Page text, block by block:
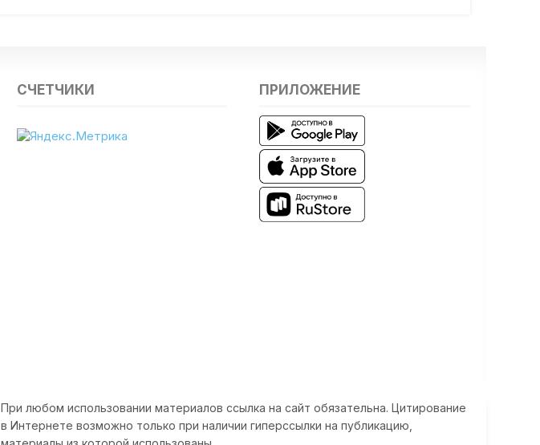
СЧЕТЧИКИ ПРИЛОЖЕНИЕ
При любом использовании материалов ссылка на сайт обязательна. Цитирование
в Интернете возможно только при наличии гиперссылки на публикацию,